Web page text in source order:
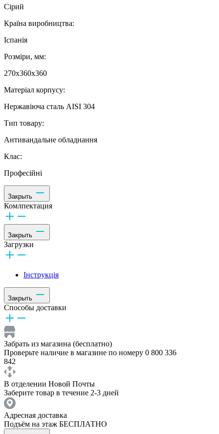
Сірий
Країна виробництва:
Іспанія
Розміри, мм:
270х360х360
Матеріал корпусу:
Нержавіюча сталь AISI 304
Тип товару:
Антивандальне обладнання
Клас:
Професійні
Закрыть
Комлпектация
Закрыть
Загрузки
Інструкція
Закрыть
Способы доставки
Забрать из магазина (бесплатно)
Проверьте наличие в магазине по номеру 0 800 336
842
В отделении Новой Почты
Заберите товар в течение 2-3 дней
Адресная доставка
Подъём на этаж БЕСПЛАТНО